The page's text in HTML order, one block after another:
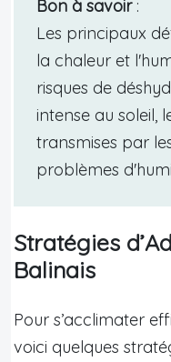
Bon à savoir:
Les principaux
la chaleur et
risques de
intense au soleil,
transmises par
problèmes
Stratégies
Balinais
Pour s’acclimater
voici quelques